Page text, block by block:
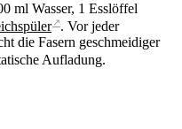
ml Wasser, 1 Esslöffel
↗. Vor jeder
die Fasern geschmeidiger
Aufladung.